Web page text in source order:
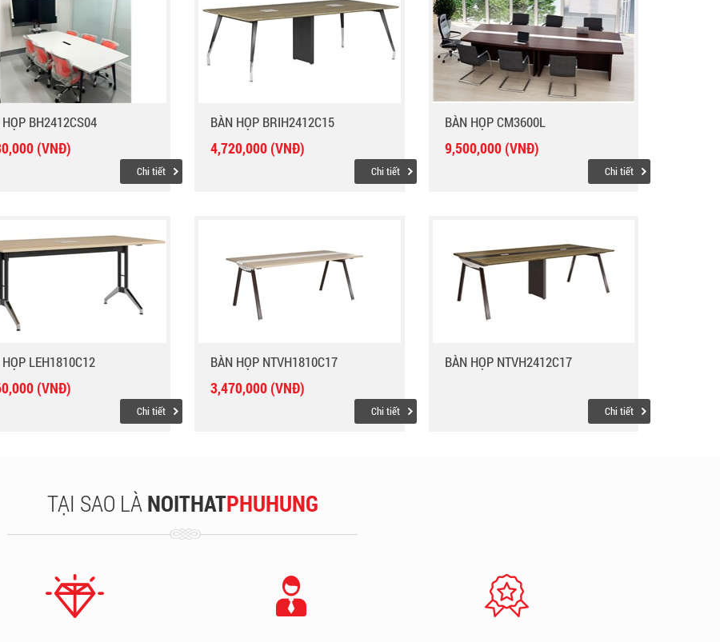
BH2412CS04
(VNĐ)
Chi tiết
BÀN HỌP BRIH2412C15
4,720,000 (VNĐ)
Chi tiết
BÀN HỌP CM3600L
9,500,000 (VNĐ)
Chi tiết
LEH1810C12
(VNĐ)
Chi tiết
BÀN HỌP NTVH1810C17
3,470,000 (VNĐ)
Chi tiết
BÀN HỌP NTVH2412C17
Chi tiết
TẠI SAO LÀNOITHATPHUHUNG